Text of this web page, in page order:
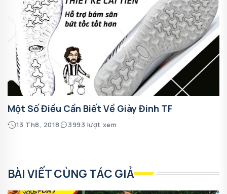
Một Số Điều Cần Biết Về Giày Đinh TF
13 Th8, 2018 3993 lượt xem
BÀI VIẾT CÙNG TÁC GIẢ